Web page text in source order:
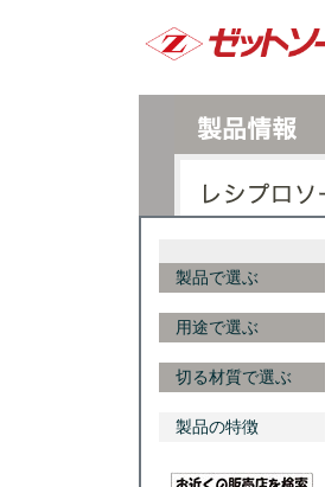
製品で選ぶ
用途で選ぶ
切る材質で選ぶ
製品の特徴